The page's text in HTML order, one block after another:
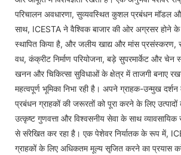
परिचालन अवधारणा, सुव्यवस्थित कुशल प्रबंधन मॉडल
साथ, ICESTA ने वैश्विक बाजार की ओर अग्रसर होने
स्थापित किया है, और जलीय खाद्य और मांस प्रसंस्करण,
वध, कंक्रीट निर्माण परियोजना, बड़े सुपरमार्केट और चेन
खनन और चिकित्सा सुविधाओं के क्षेत्र में ताजगी बनाए
महत्वपूर्ण भूमिका निभा रही है। अपने ग्राहक-उन्मुख
प्रबंधन ग्राहकों की जरूरतों को पूरा करने के लिए
उत्कृष्ट गुणवत्ता और विश्वसनीय सेवा के साथ
से संरेखित कर रहा है। एक पेशेवर निर्यातक के रूप में,
ग्राहकों के लिए अधिकतम मूल्य सृजित करने का प्रयास